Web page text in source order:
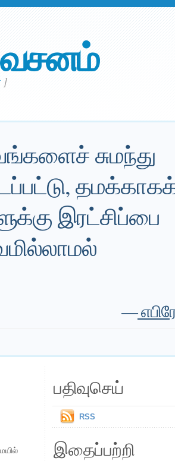
]
சுமந்து
இரட்சிப்பை
—
பதிவுசெய்
RSS
இதைப்பற்றி